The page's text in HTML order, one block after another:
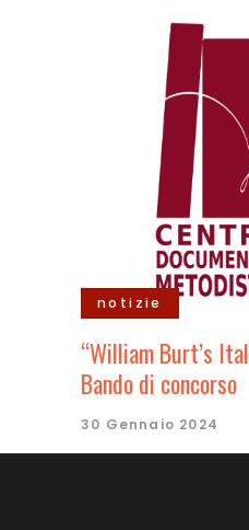
notizie
“William Burt’s
Bando di concorso
30 Gennaio 2024